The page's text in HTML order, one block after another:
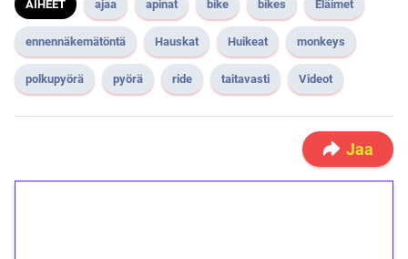
AIHEET ajaa apinat bike bikes Eläimet
ennennäkemätöntä Hauskat Huikeat monkeys
polkupyörä pyörä ride taitavasti Videot
Jaa